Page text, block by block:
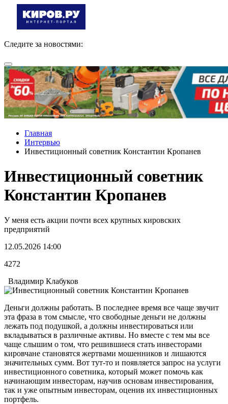
Следите за новостями:
Главная
Интервью
Инвестиционный советник Константин Кропанев
Инвестиционный советник
Константин Кропанев
У меня есть акции почти всех крупных кировских
предприятий
12.05.2026 14:00
4272
Владимир Клабуков
Деньги должны работать. В последнее время все чаще звучит
эта фраза в том смысле, что свободные деньги не должны
лежать под подушкой, а должны инвестироваться или
вкладываться в различные активы. Но вместе с тем мы все
чаще слышим о том, что решившиеся стать инвесторами
кировчане становятся жертвами мошенников и лишаются
значительных сумм. Вот тут-то и появляется запрос на услуги
инвестиционного советника, который может помочь как
начинающим инвесторам, научив основам инвестирования,
так и уже опытным инвесторам, оценив их инвестиционных
портфель.